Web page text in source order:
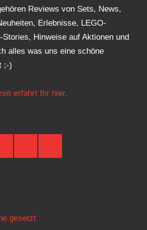
Reviews von Sets, News,
Erlebnisse, LEGO-
Hinweise auf Aktionen und
alles was uns eine schöne
;-)
erfahrt Ihr hier.
gesetzt